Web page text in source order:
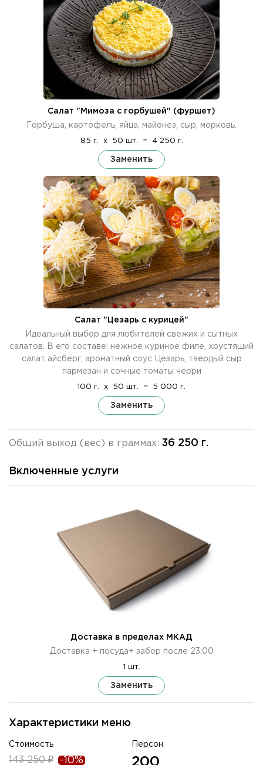
Характеристики меню
Стоимость
143 250 ₽ -10%
Персон
200
Салат "Мимоза с горбушей" (фуршет)
Горбуша, картофель, яйца, майонез, сыр, морковь.
85 г. x 50 шт. = 4 250 г.
Заменить
Салат "Цезарь с курицей"
Идеальный выбор для любителей свежих и сытных
салатов. В его составе: нежное куриное филе, хрустящий
салат айсберг, ароматный соус Цезарь, твёрдый сыр
пармезан и сочные томаты черри
100 г. x 50 шт. = 5 000 г.
Заменить
Общий выход (вес) в граммах: 36 250 г.
Включенные услуги
Доставка в пределах МКАД
Доставка + посуда+ забор после 23:00
1 шт.
Заменить